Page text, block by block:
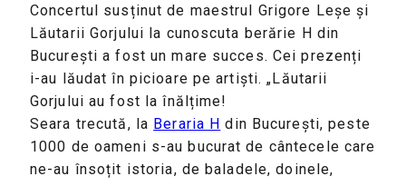
Concertul susținut de maestrul Grigore Leșe și
Lăutarii Gorjului la cunoscuta berărie H din
București a fost un mare succes. Cei prezenți
i-au lăudat în picioare pe artiști. „Lăutarii
Gorjului au fost la înălțime!
Seara trecută, la Beraria H din București, peste
1000 de oameni s-au bucurat de cântecele care
ne-au însoțit istoria, de baladele, doinele,